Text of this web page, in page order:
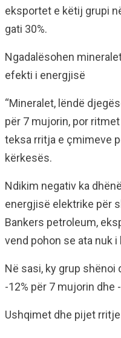
eksportet e këtij grupi
gati 30%.
Ngadalësohen
efekti i energjisë
“Mineralet, lëndë
për 7 mujorin, por
teksa rritja e çmimeve
kërkesës.
Ndikim negativ ka
energjisë elektrike për
Bankers petroleum,
vend pohon se ata nuk
Në sasi, ky grup
-12% për 7 mujorin dhe
Ushqimet dhe pijet